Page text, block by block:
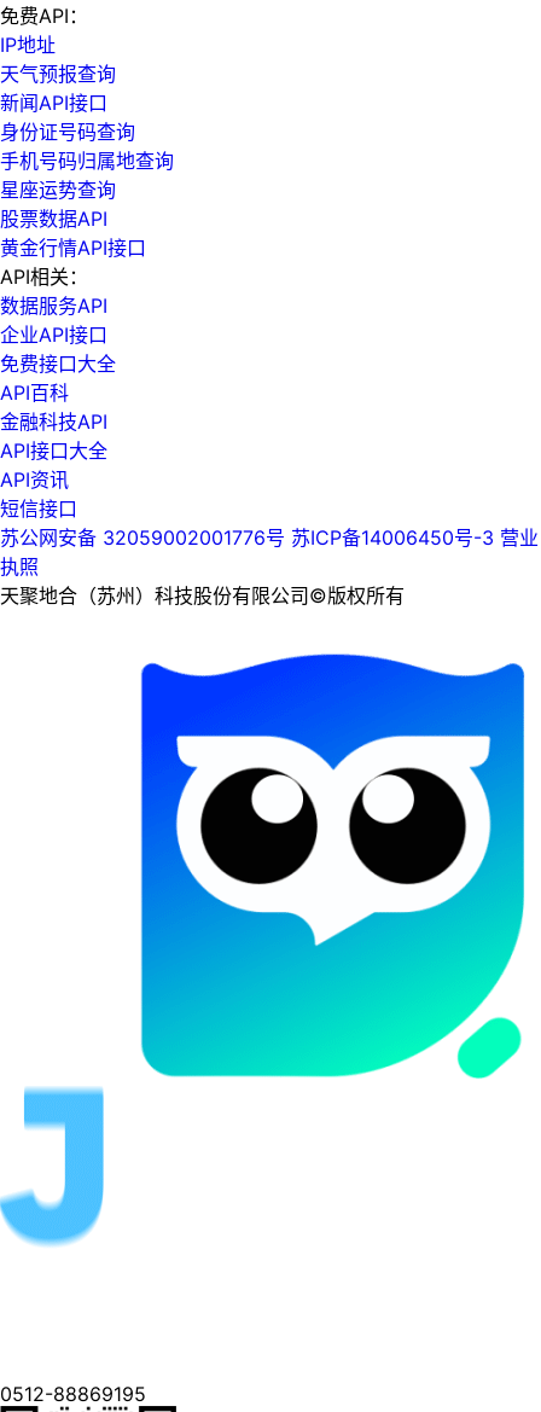
免费API：
IP地址
天气预报查询
新闻API接口
身份证号码查询
手机号码归属地查询
星座运势查询
股票数据API
黄金行情API接口
API相关：
数据服务API
企业API接口
免费接口大全
API百科
金融科技API
API接口大全
API资讯
短信接口
苏公网安备 32059002001776号 苏ICP备14006450号-3 营业
执照
天聚地合（苏州）科技股份有限公司©版权所有
0512-88869195